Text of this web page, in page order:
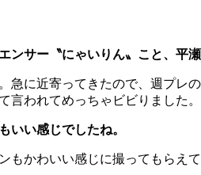
サー〝にゃいりん〟こと、平
に近寄ってきたので、週プレ
われてめっちゃビビりました。
い感じでしたね。
かわいい感じに撮ってもらえ